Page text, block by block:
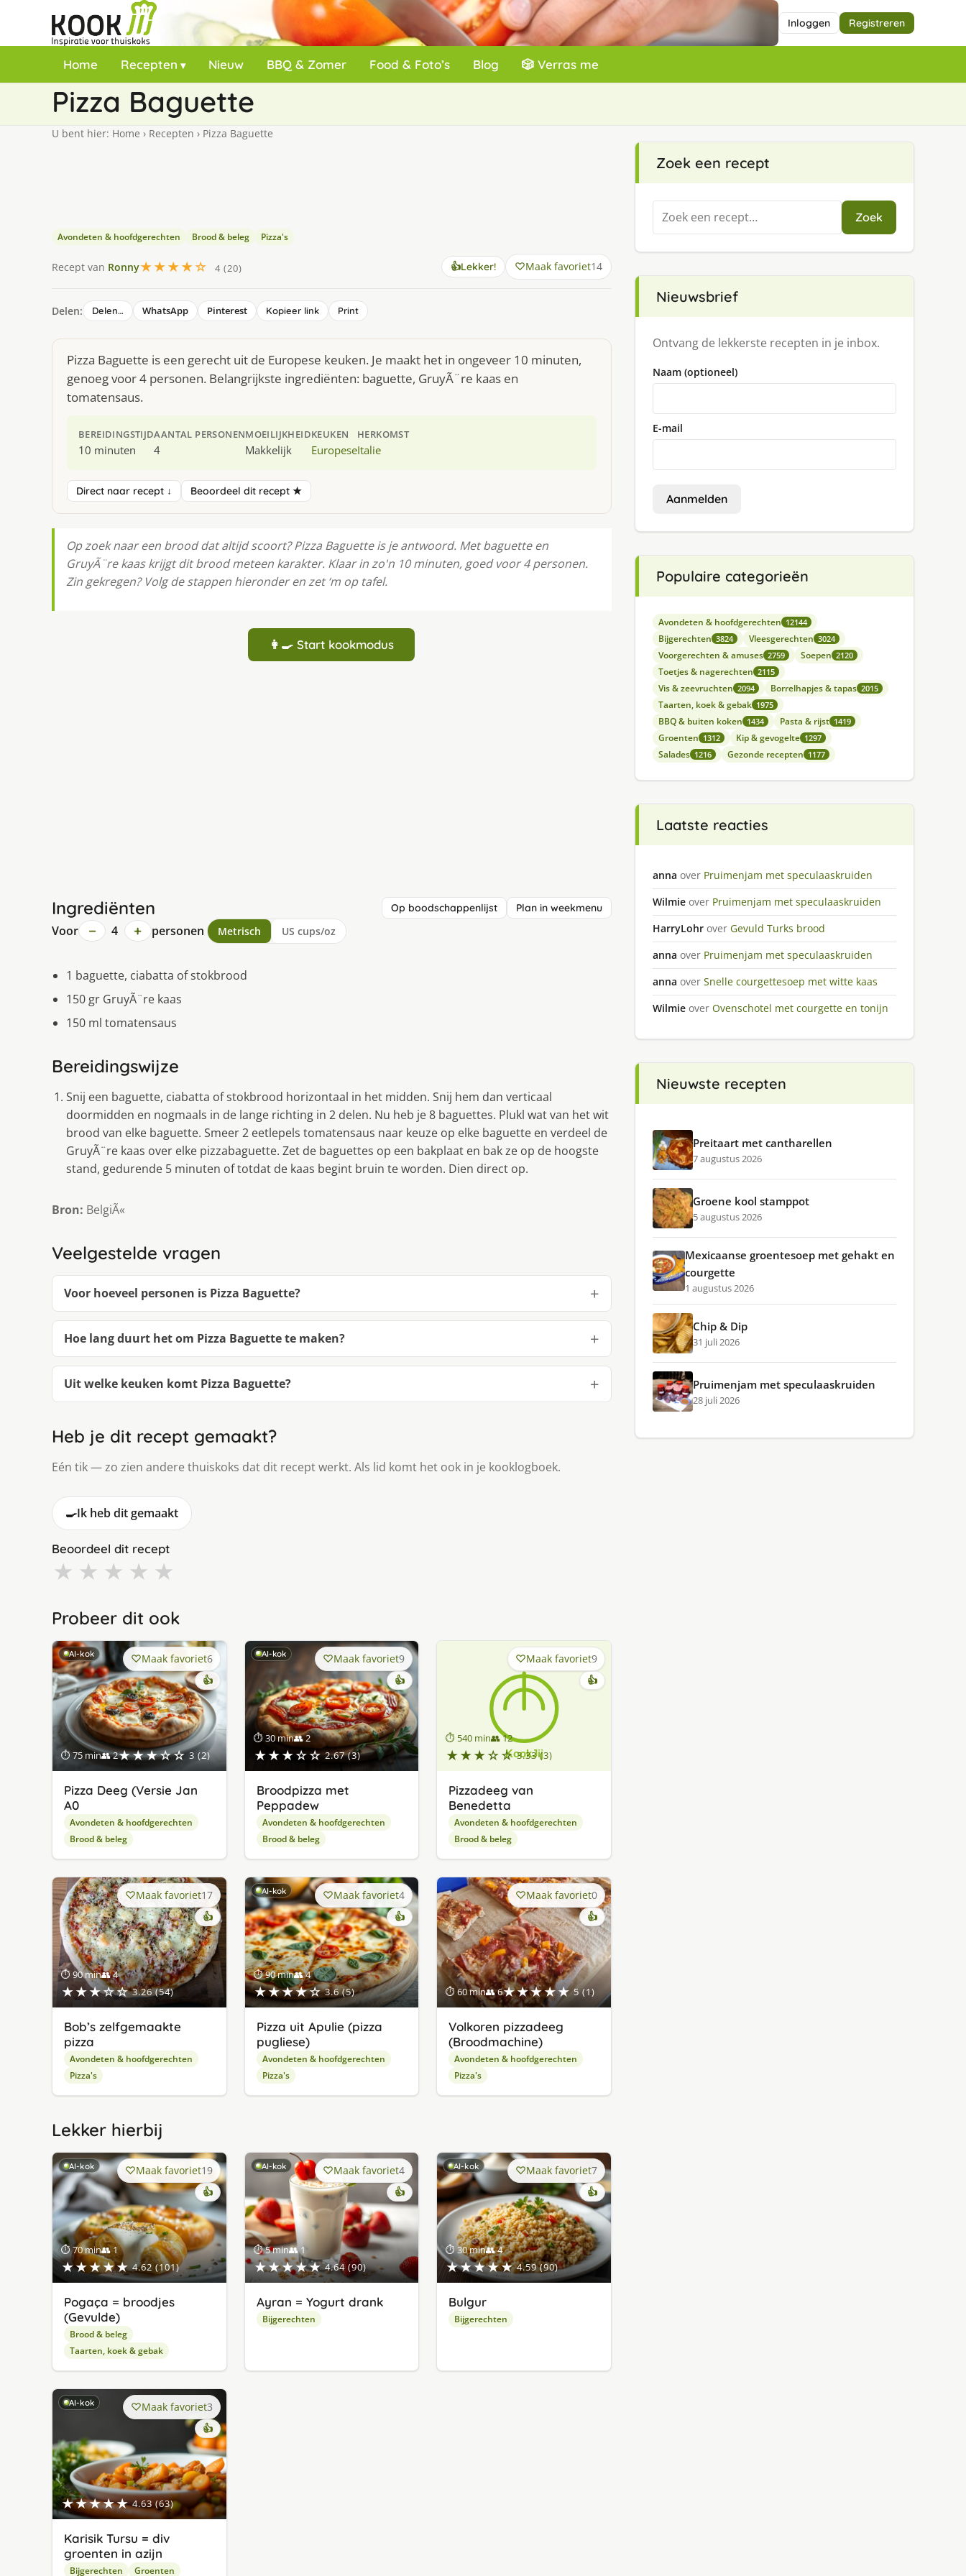
Inloggen Registreren
Home Recepten Nieuw BBQ & Zomer Food & Foto’s Blog 🎲 Verras me
Pizza Baguette
U bent hier: Home › Recepten › Pizza Baguette
Avondeten & hoofdgerechten Brood & beleg Pizza's
Recept van Ronny★★★★☆ 4 (20) 👍Lekker! Maak favoriet14
Delen: Delen… WhatsApp Pinterest Kopieer link Print
Pizza Baguette is een gerecht uit de Europese keuken. Je maakt het in ongeveer 10 minuten,
genoeg voor 4 personen. Belangrijkste ingrediënten: baguette, GruyÃ¨re kaas en
tomatensaus.
BEREIDINGSTIJD
10 minuten
AANTAL PERSONEN
4
MOEILIJKHEID
Makkelijk
KEUKEN
Europese
HERKOMST
Italie
Direct naar recept ↓ Beoordeel dit recept ★
Op zoek naar een brood dat altijd scoort? Pizza Baguette is je antwoord. Met baguette en
GruyÃ¨re kaas krijgt dit brood meteen karakter. Klaar in zo'n 10 minuten, goed voor 4 personen.
Zin gekregen? Volg de stappen hieronder en zet ‘m op tafel.
👩‍🍳 Start kookmodus
Ingrediënten Op boodschappenlijst Plan in weekmenu
Voor − 4 + personen Metrisch US cups/oz
1 baguette, ciabatta of stokbrood
150 gr GruyÃ¨re kaas
150 ml tomatensaus
Bereidingswijze
Snij een baguette, ciabatta of stokbrood horizontaal in het midden. Snij hem dan verticaal
doormidden en nogmaals in de lange richting in 2 delen. Nu heb je 8 baguettes. Plukl wat van het wit
brood van elke baguette. Smeer 2 eetlepels tomatensaus naar keuze op elke baguette en verdeel de
GruyÃ¨re kaas over elke pizzabaguette. Zet de baguettes op een bakplaat en bak ze op de hoogste
stand, gedurende 5 minuten of totdat de kaas begint bruin te worden. Dien direct op.
Bron: BelgiÃ«
Veelgestelde vragen
Voor hoeveel personen is Pizza Baguette?
Hoe lang duurt het om Pizza Baguette te maken?
Uit welke keuken komt Pizza Baguette?
Heb je dit recept gemaakt?
Eén tik — zo zien andere thuiskoks dat dit recept werkt. Als lid komt het ook in je kooklogboek.
🍳Ik heb dit gemaakt
Beoordeel dit recept
★ ★ ★ ★ ★
Probeer dit ook
AI-kok
⏱ 75 min👥 2★★★☆☆ 3 (2)
Maak favoriet6
👍
Pizza Deeg (Versie Jan
A0
Avondeten & hoofdgerechten
Brood & beleg
AI-kok
⏱ 30 min👥 2
★★★☆☆ 2.67 (3)
Maak favoriet9
👍
Broodpizza met
Peppadew
Avondeten & hoofdgerechten
Brood & beleg
⏱ 540 min👥 12
★★★☆☆ 3.33 (3)
Maak favoriet9
👍
Pizzadeeg van
Benedetta
Avondeten & hoofdgerechten
Brood & beleg
⏱ 90 min👥 4
★★★☆☆ 3.26 (54)
Maak favoriet17
👍
Bob’s zelfgemaakte
pizza
Avondeten & hoofdgerechten
Pizza's
AI-kok
⏱ 90 min👥 4
★★★★☆ 3.6 (5)
Maak favoriet4
👍
Pizza uit Apulie (pizza
pugliese)
Avondeten & hoofdgerechten
Pizza's
⏱ 60 min👥 6★★★★★ 5 (1)
Maak favoriet0
👍
Volkoren pizzadeeg
(Broodmachine)
Avondeten & hoofdgerechten
Pizza's
Lekker hierbij
AI-kok
⏱ 70 min👥 1
★★★★★ 4.62 (101)
Maak favoriet19
👍
Pogaça = broodjes
(Gevulde)
Brood & beleg
Taarten, koek & gebak
AI-kok
⏱ 5 min👥 1
★★★★★ 4.64 (90)
Maak favoriet4
👍
Ayran = Yogurt drank
Bijgerechten
AI-kok
⏱ 30 min👥 4
★★★★★ 4.59 (90)
Maak favoriet7
👍
Bulgur
Bijgerechten
AI-kok
★★★★★ 4.63 (63)
Maak favoriet3
👍
Karisik Tursu = div
groenten in azijn
Bijgerechten Groenten
Zoek een recept
Zoeken
naar:
Zoek
Nieuwsbrief
Ontvang de lekkerste recepten in je inbox.
Naam (optioneel)
E-mail
Aanmelden
Populaire categorieën
Avondeten & hoofdgerechten 12144
Bijgerechten 3824 Vleesgerechten 3024
Voorgerechten & amuses 2759 Soepen 2120
Toetjes & nagerechten 2115
Vis & zeevruchten 2094 Borrelhapjes & tapas 2015
Taarten, koek & gebak 1975
BBQ & buiten koken 1434 Pasta & rijst 1419
Groenten 1312 Kip & gevogelte 1297
Salades 1216 Gezonde recepten 1177
Laatste reacties
anna over Pruimenjam met speculaaskruiden
Wilmie over Pruimenjam met speculaaskruiden
HarryLohr over Gevuld Turks brood
anna over Pruimenjam met speculaaskruiden
anna over Snelle courgettesoep met witte kaas
Wilmie over Ovenschotel met courgette en tonijn
Nieuwste recepten
Preitaart met cantharellen
7 augustus 2026
Groene kool stamppot
5 augustus 2026
Mexicaanse groentesoep met gehakt en
courgette
1 augustus 2026
Chip & Dip
31 juli 2026
Pruimenjam met speculaaskruiden
28 juli 2026